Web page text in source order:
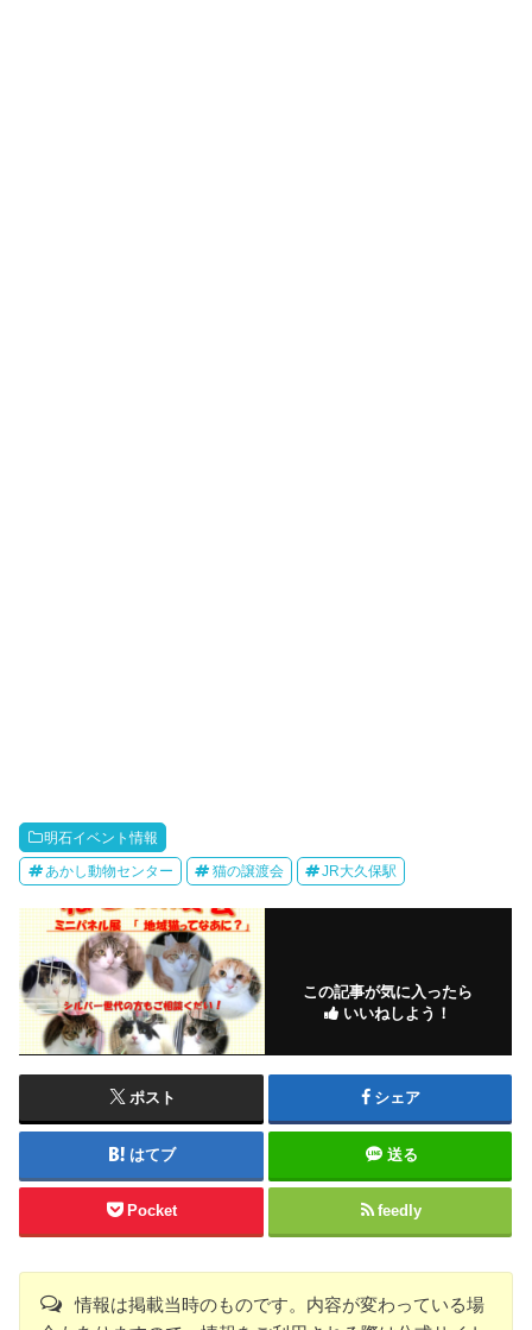
明石イベント情報
あかし動物センター 猫の譲渡会 JR大久保駅
この記事が気に入ったら
いいねしよう！
ポスト シェア
はてブ 送る
Pocket feedly
情報は掲載当時のものです。内容が変わっている場